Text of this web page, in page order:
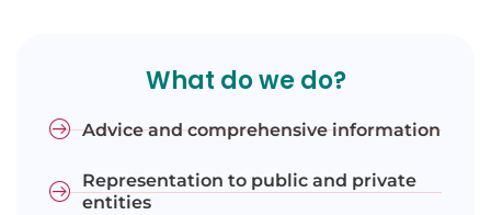
What do we do?
Advice and comprehensive information
Representation to public and private
entities